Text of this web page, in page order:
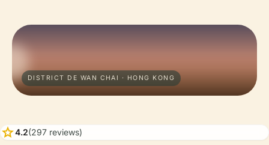
DISTRICT DE WAN CHAI · HONG KONG
star4.2(297 reviews)